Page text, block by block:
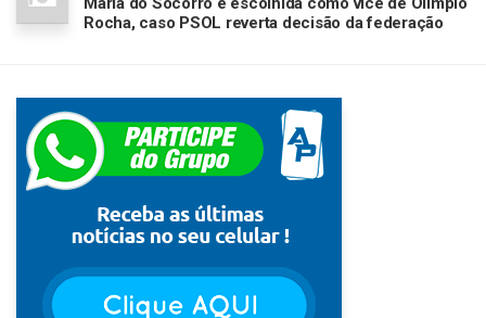
Rocha, caso PSOL reverta decisão da federação